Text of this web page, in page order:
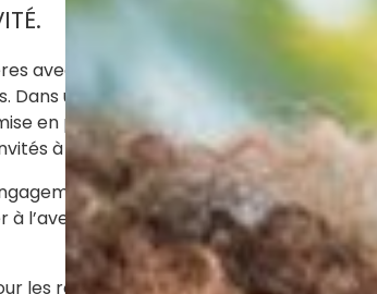
avec la société d’études BVA. Ces
une démarche d’amélioration
en place d’une visite annuelle
à visiter de façon impromptue nos
formel des fournisseurs sur
l’avenir la part des achats de
les renseignements de notre site